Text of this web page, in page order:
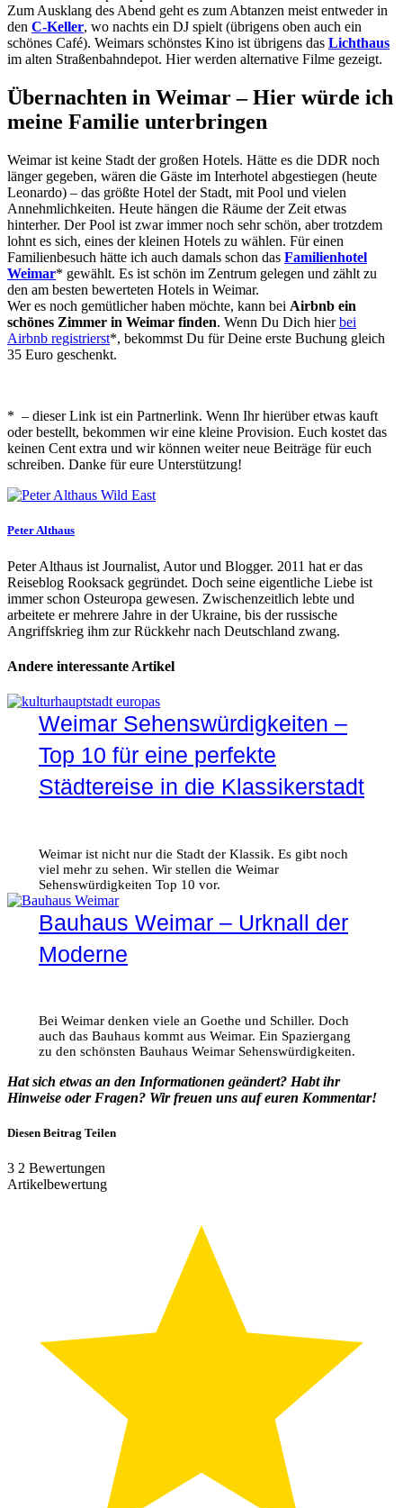
Zum Ausklang des Abend geht es zum Abtanzen meist entweder in
den C-Keller, wo nachts ein DJ spielt (übrigens oben auch ein
schönes Café). Weimars schönstes Kino ist übrigens das Lichthaus
im alten Straßenbahndepot. Hier werden alternative Filme gezeigt.
Übernachten in Weimar – Hier würde ich
meine Familie unterbringen
Weimar ist keine Stadt der großen Hotels. Hätte es die DDR noch
länger gegeben, wären die Gäste im Interhotel abgestiegen (heute
Leonardo) – das größte Hotel der Stadt, mit Pool und vielen
Annehmlichkeiten. Heute hängen die Räume der Zeit etwas
hinterher. Der Pool ist zwar immer noch sehr schön, aber trotzdem
lohnt es sich, eines der kleinen Hotels zu wählen. Für einen
Familienbesuch hätte ich auch damals schon das Familienhotel
Weimar* gewählt. Es ist schön im Zentrum gelegen und zählt zu
den am besten bewerteten Hotels in Weimar.
Wer es noch gemütlicher haben möchte, kann bei Airbnb ein
schönes Zimmer in Weimar finden. Wenn Du Dich hierbei
Airbnb registrierst*, bekommst Du für Deine erste Buchung gleich
35 Euro geschenkt.
* – dieser Link ist ein Partnerlink. Wenn Ihr hierüber etwas kauft
oder bestellt, bekommen wir eine kleine Provision. Euch kostet das
keinen Cent extra und wir können weiter neue Beiträge für euch
schreiben. Danke für eure Unterstützung!
Peter Althaus
Peter Althaus ist Journalist, Autor und Blogger. 2011 hat er das
Reiseblog Rooksack gegründet. Doch seine eigentliche Liebe ist
immer schon Osteuropa gewesen. Zwischenzeitlich lebte und
arbeitete er mehrere Jahre in der Ukraine, bis der russische
Angriffskrieg ihm zur Rückkehr nach Deutschland zwang.
Andere interessante Artikel
Weimar Sehenswürdigkeiten –
Top 10 für eine perfekte
Städtereise in die Klassikerstadt
Weimar ist nicht nur die Stadt der Klassik. Es gibt noch
viel mehr zu sehen. Wir stellen die Weimar
Sehenswürdigkeiten Top 10 vor.
Bauhaus Weimar – Urknall der
Moderne
Bei Weimar denken viele an Goethe und Schiller. Doch
auch das Bauhaus kommt aus Weimar. Ein Spaziergang
zu den schönsten Bauhaus Weimar Sehenswürdigkeiten.
Hat sich etwas an den Informationen geändert? Habt ihr
Hinweise oder Fragen? Wir freuen uns auf euren Kommentar!
Diesen Beitrag Teilen
3 2 Bewertungen
Artikelbewertung